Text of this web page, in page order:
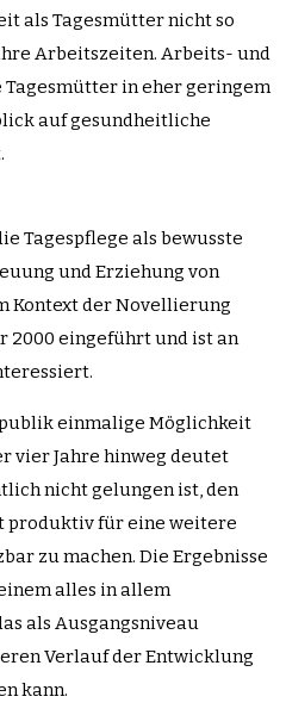
als Tagesmütter nicht so
Arbeitszeiten. Arbeits- und
in eher geringem
auf gesundheitliche
Tagespflege als bewusste
und Erziehung von
Kontext der Novellierung
2000 eingeführt und ist an
einmalige Möglichkeit
vier Jahre hinweg deutet
nicht gelungen ist, den
produktiv für eine weitere
zu machen. Die Ergebnisse
alles in allem
als Ausgangsniveau
Verlauf der Entwicklung
kann.